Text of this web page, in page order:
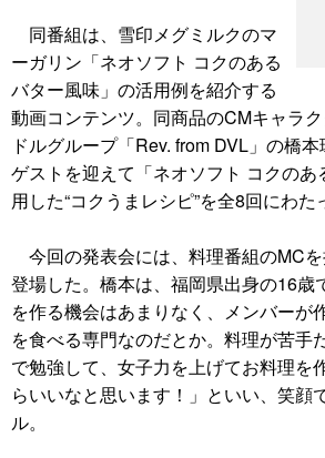
同番組は、雪印メグミルクのマ
ーガリン「ネオソフト コクのある
バター風味」の活用例を紹介する
動画コンテンツ。同商品のCMキャラ
ドルグループ「Rev. from DVL」の橋本
ゲストを迎えて「ネオソフト コクのあ
用した“コクうまレシピ”を全8回にわた
今回の発表会には、料理番組のMC
登場した。橋本は、福岡県出身の16歳
を作る機会はあまりなく、メンバーが
を食べる専門なのだとか。料理が苦手
で勉強して、女子力を上げてお料理を
らいいなと思います！」といい、笑顔
ル。